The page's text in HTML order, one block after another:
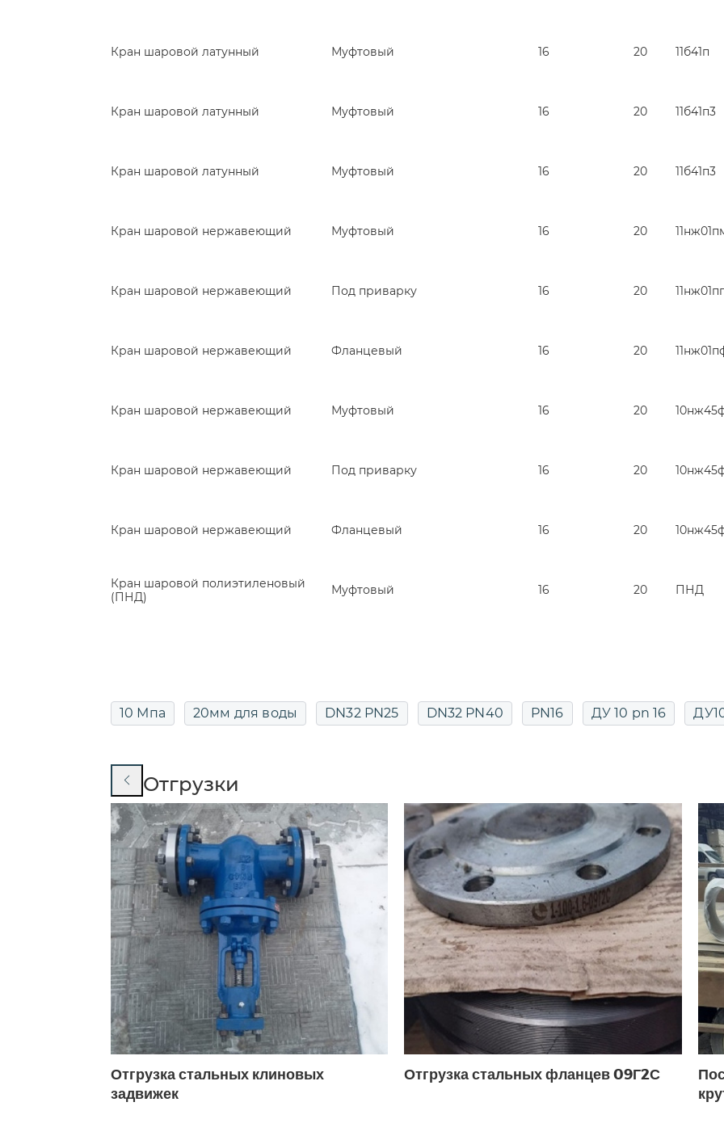
Кран шаровой латунный Муфтовый 16 20 11б41п
Кран шаровой латунный Муфтовый 16 20 11б41п3
Кран шаровой латунный Муфтовый 16 20 11б41п3
Кран шаровой нержавеющий Муфтовый 16 20
Кран шаровой нержавеющий Под приварку 16 20
Кран шаровой нержавеющий Фланцевый 16 20
Кран шаровой нержавеющий Муфтовый 16 20
Кран шаровой нержавеющий Под приварку 16 20
Кран шаровой нержавеющий Фланцевый 16 20
Кран шаровой полиэтиленовый
(ПНД)
Муфтовый 16 20 ПНД
10 Мпа 20мм для воды DN32 PN25 DN32 PN40 PN16 ДУ 10 pn 16
ДУ25 РУ16 ДУ25 РУ40
Муфтовые ДУ20 Муфтовые ДУ25 Муфтовые ДУ40 Муфтовый ДУ15
Под приварку ДУ 40 Под приварку ДУ15 Под приварку ДУ25 Под приварку
Полнопроходной 25мм Полнопроходные ДУ15 Полнопроходные муфтовые ДУ15
С электроприводом DN32 С электроприводом ДУ50 Фланцевые DN32
Фланцевые ДУ25 Фланцевые ДУ40 Фланцевый ДУ50 РУ16
Отгрузки
Отгрузка стальных клиновых
задвижек
Отгрузка стальных фланцев 09Г2С